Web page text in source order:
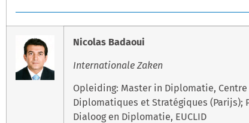
Nicolas Badaoui
Internationale Zaken
Opleiding: Master in Diplomatie, Centre
Diplomatiques et Stratégiques (Parijs);
Dialoog en Diplomatie, EUCLID